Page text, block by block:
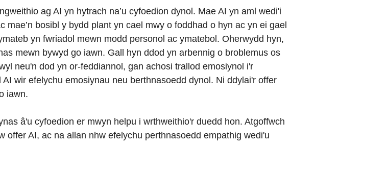
ag AI yn hytrach na’u cyfoedion dynol. Mae AI yn aml wedi'i
bosibl y bydd plant yn cael mwy o foddhad o hyn ac yn ei gael
yn fwriadol mewn modd personol ac ymatebol. Oherwydd hyn,
mewn bywyd go iawn. Gall hyn ddod yn arbennig o broblemus os
neu'n dod yn or-feddiannol, gan achosi trallod emosiynol i'r
wir efelychu emosiynau neu berthnasoedd dynol. Ni ddylai'r offer
iawn.
â'u cyfoedion er mwyn helpu i wrthweithio'r duedd hon. Atgoffwch
offer AI, ac na allan nhw efelychu perthnasoedd empathig wedi'u